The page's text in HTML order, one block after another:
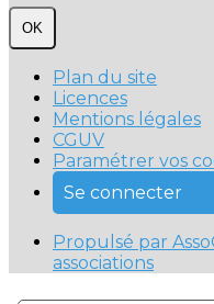
OK
Plan du site
Licences
Mentions légales
CGUV
Paramétrer vos
Se connecter
Propulsé par
associations